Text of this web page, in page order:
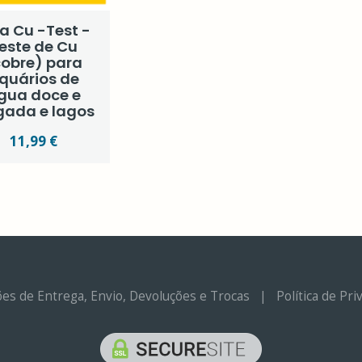
Cu -Test -
de Cu
para
de
doce e
e lagos
11,99 €
de Entrega, Envio, Devoluções e Trocas | Política de